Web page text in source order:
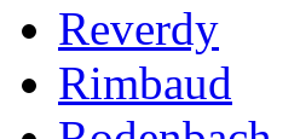
Reverdy
Rimbaud